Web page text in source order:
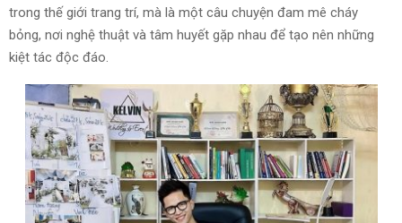
trong thế giới trang trí, mà là một câu chuyện đam mê cháy
bỏng, nơi nghệ thuật và tâm huyết gặp nhau để tạo nên những
kiệt tác độc đáo.